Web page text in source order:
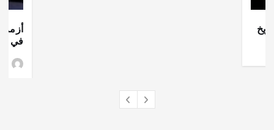
أزمة
في